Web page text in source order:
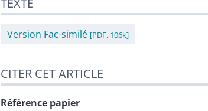
Citer cet article
Auteurs
TEXTE
Version Fac-similé [PDF, 106k]
CITER CET ARTICLE
Référence papier